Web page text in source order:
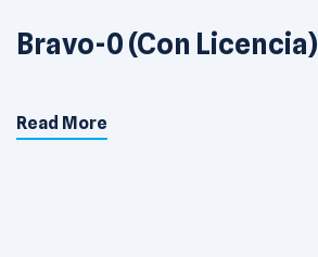
Bravo-0 (Con Licencia)
Read More